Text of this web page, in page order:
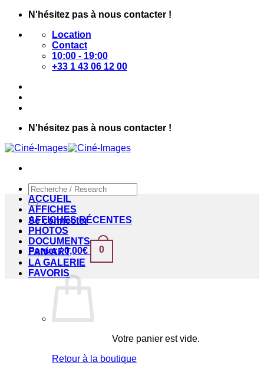
Passer
contenu
N'hésitez pas à nous contacter !
Location
Contact
10:00 - 19:00
+33 1 43 06 12 00
N'hésitez pas à nous contacter !
Recherche
pour :
Se connecter
Panier /0,00€ 0
Votre panier est vide.
Retour à la boutique
ACCUEIL
AFFICHES
AFFICHES RÉCENTES
PHOTOS
DOCUMENTS
FAN-ART
LA GALERIE
FAVORIS